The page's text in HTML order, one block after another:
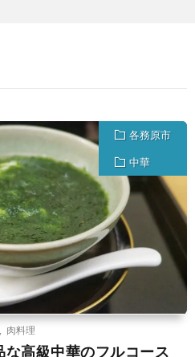
各務原市
中華
肉料理
な高級中華のフルコース